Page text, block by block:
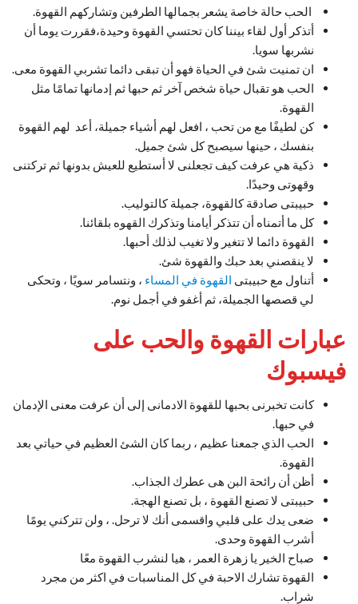
الحب حالة خاصة يشعر بجمالها الطرفين وتشاركهم القهوة.
أتذكر أول لقاء بيننا كان تحتسي القهوة وحيدة،فقررت يوما أن
نشربها سويا.
ان تمنيت شئ في الحياة فهو أن تبقى دائما تشربي القهوة معى.
الحب هو تقبال حياة شخص آخر ثم حبها ثم إدمانها تمامًا مثل
القهوة.
كن لطيفًا مع من تحب ، افعل لهم أشياء جميلة، أعد لهم القهوة
بنفسك ، حينها سيصبح كل شئ جميل.
ذكية هي عرفت كيف تجعلنى لا أستطيع للعيش بدونها ثم تركتنى
وقهوتى وحيدًا.
حبيبتى صادقة كالقهوة، جميلة كالتوليب.
كل ما أتمناه أن تتذكر أيامنا وتذكرك القهوه بلقائنا.
القهوة دائما لا تتغير ولا تغيب لذلك أحبها.
لا ينقصني بعد حبك والقهوة شئ.
أتناول مع حبيبتى القهوة في المساء ، ونتسامر سويًا ، وتحكى
لي قصصها الجميلة، ثم أغفو في أجمل نوم.
عبارات القهوة والحب على
فيسبوك
كانت تخبرنى بحبها للقهوة الادمانى إلى أن عرفت معنى الإدمان
في حبها.
الحب الذي جمعنا عظيم ، ربما كان الشئ العظيم في حياتي بعد
القهوة.
أظن أن رائحة البن هى عطرك الجذاب.
حبيبتى لا تصنع القهوة ، بل تصنع الهجة.
ضعى يدك على قلبي واقسمى أنك لا ترحل. ، ولن تتركني يومًا
أشرب القهوة وحدى.
صباح الخير يا زهرة العمر ، هيا لنشرب القهوة معًا
القهوة تشارك الاحبة في كل المناسبات في اكثر من مجرد
شراب.